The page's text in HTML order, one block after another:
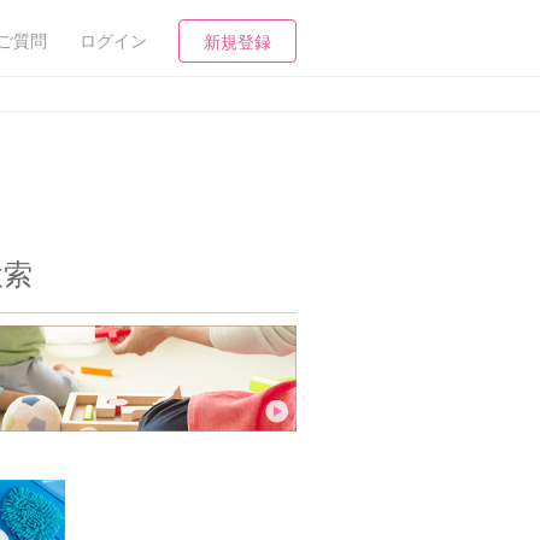
質問 ログイン 新規登録